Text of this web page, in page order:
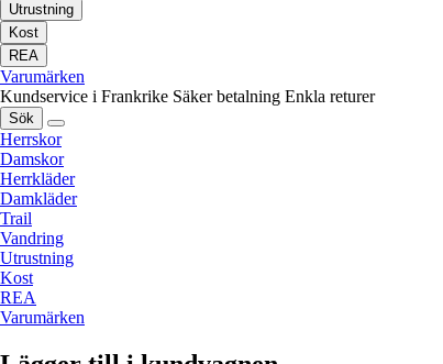
Utrustning
Kost
REA
Varumärken
Kundservice i Frankrike Säker betalning Enkla returer
Sök
Herrskor
Damskor
Herrkläder
Damkläder
Trail
Vandring
Utrustning
Kost
REA
Varumärken